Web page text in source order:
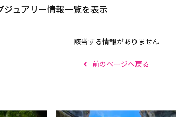
ュアリー情報一覧を表示
該当する情報がありません
前のページへ戻る